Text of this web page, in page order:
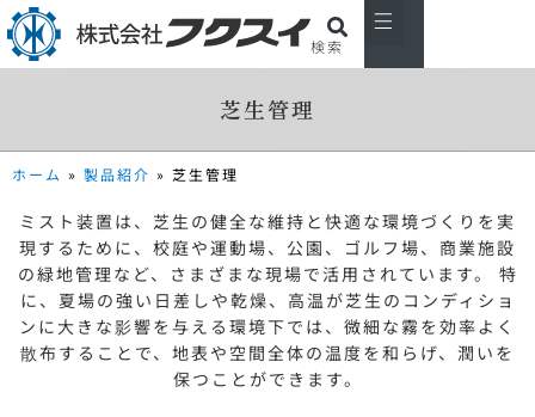
検索
芝生管理
ホーム » 製品紹介 » 芝生管理
ミスト装置は、芝生の健全な維持と快適な環境づくりを実
現するために、校庭や運動場、公園、ゴルフ場、商業施設
の緑地管理など、さまざまな現場で活用されています。 特
に、夏場の強い日差しや乾燥、高温が芝生のコンディショ
ンに大きな影響を与える環境下では、微細な霧を効率よく
散布することで、地表や空間全体の温度を和らげ、潤いを
保つことができます。